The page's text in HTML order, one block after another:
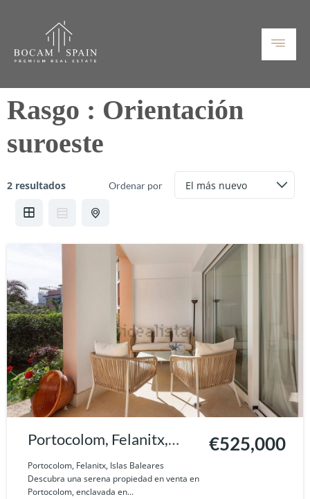
Rasgo : Orientación
suroeste
2 resultados Ordenar por
Portocolom, Felanitx,
Islas Baleares
Portocolom, Felanitx, Islas Baleares
Descubra una serena propiedad en venta en
Portocolom, enclavada en...
€525,000